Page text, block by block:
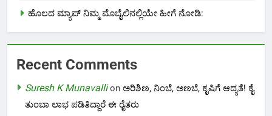
ಹೊಲದ ಮ್ಯಾಪ್ ನಿಮ್ಮ ಮೊಬೈಲಿನಲ್ಲಿಯೇ ಹೀಗೆ ನೋಡಿ:
Recent Comments
Suresh K Munavallion ಅರಿಶಿಣ, ನಿಂಬೆ, ಅಣಬೆ, ಕೃಷಿಗೆ ಆದ್ಯತೆ! ಕೈ
ತುಂಬಾ ಲಾಭ ಪಡಿತಿದ್ದಾರೆ ಈ ರೈತರು